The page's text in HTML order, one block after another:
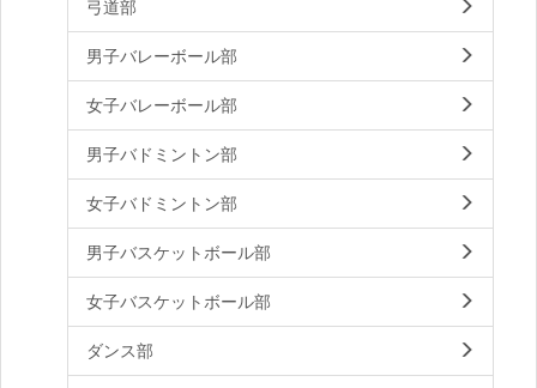
弓道部
男子バレーボール部
女子バレーボール部
男子バドミントン部
女子バドミントン部
男子バスケットボール部
女子バスケットボール部
ダンス部